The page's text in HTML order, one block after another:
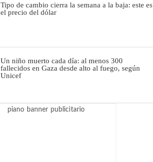
Tipo de cambio cierra la semana a la baja: este es
el precio del dólar
Un niño muerto cada día: al menos 300
fallecidos en Gaza desde alto al fuego, según
Unicef